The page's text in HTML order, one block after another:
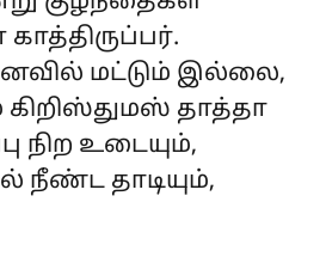
மட்டும் இல்லை,
தாத்தா
நிற உடையும்,
நீண்ட தாடியும்,